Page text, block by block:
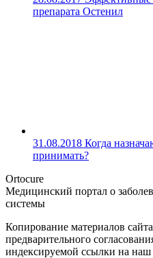
препарата Остенил
31.08.2018 Когда
принимать?
Ortocure
Медицинский портал о
системы
Копирование материалов
предварительного
индексируемой ссылки на наш